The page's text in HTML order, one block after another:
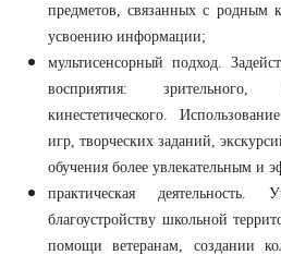
предметов, связанных с родным
усвоению информации;
мультисенсорный подход.
восприятия: зрительного,
кинестетического.
игр, творческих заданий,
обучения более увлекательным и
практическая
благоустройству школьной
помощи ветеранам, создании